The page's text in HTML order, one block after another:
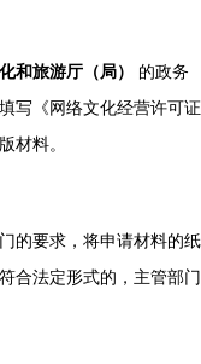
和旅游厅（局）
的政务
写《网络文化经营许可证
材料。
的要求，将申请材料的纸
合法定形式的，主管部门